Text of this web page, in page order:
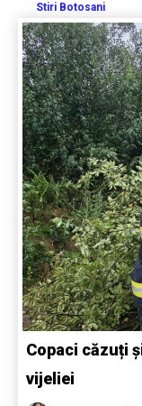
Stiri Botosani
Copaci căzuți
vijeliei